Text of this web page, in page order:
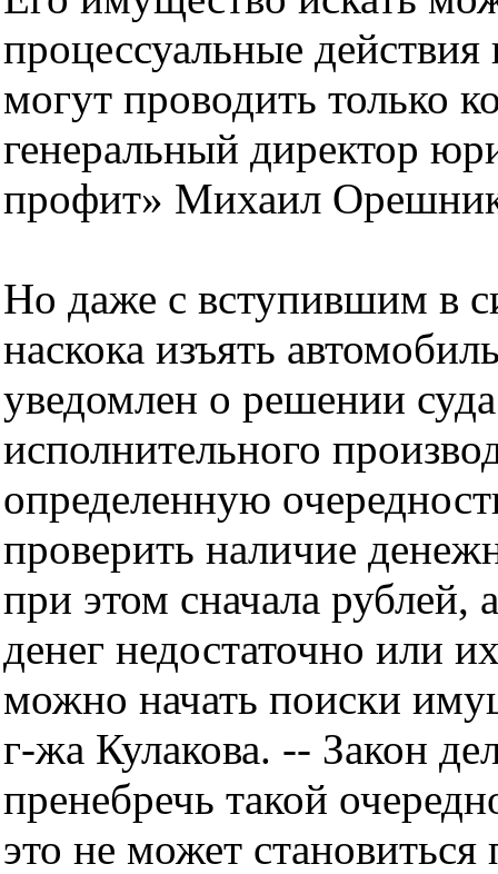
процессуальные
могут проводить только
генеральный директор
профит» Михаил
Но даже с вступившим в
наскока изъять
уведомлен о решении
исполнительного
определенную
проверить наличие
при этом сначала рублей,
денег недостаточно или
можно начать поиски
г-жа Кулакова. -- Закон
пренебречь такой
это не может